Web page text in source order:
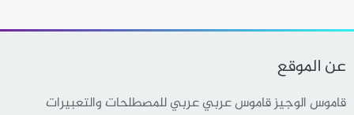
عن الموقع
قاموس الوجيز قاموس عربي عربي للمصطلحات والتعبيرات